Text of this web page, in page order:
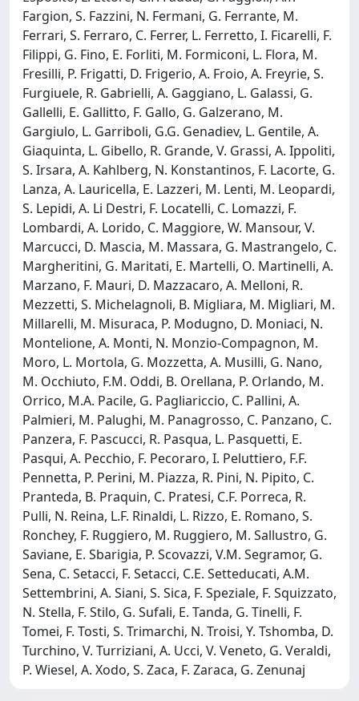
Fargion, S. Fazzini, N. Fermani, G. Ferrante, M.
Ferrari, S. Ferraro, C. Ferrer, L. Ferretto, I. Ficarelli, F.
Filippi, G. Fino, E. Forliti, M. Formiconi, L. Flora, M.
Fresilli, P. Frigatti, D. Frigerio, A. Froio, A. Freyrie, S.
Furgiuele, R. Gabrielli, A. Gaggiano, L. Galassi, G.
Gallelli, E. Gallitto, F. Gallo, G. Galzerano, M.
Gargiulo, L. Garriboli, G.G. Genadiev, L. Gentile, A.
Giaquinta, L. Gibello, R. Grande, V. Grassi, A. Ippoliti,
S. Irsara, A. Kahlberg, N. Konstantinos, F. Lacorte, G.
Lanza, A. Lauricella, E. Lazzeri, M. Lenti, M. Leopardi,
S. Lepidi, A. Li Destri, F. Locatelli, C. Lomazzi, F.
Lombardi, A. Lorido, C. Maggiore, W. Mansour, V.
Marcucci, D. Mascia, M. Massara, G. Mastrangelo, C.
Margheritini, G. Maritati, E. Martelli, O. Martinelli, A.
Marzano, F. Mauri, D. Mazzacaro, A. Melloni, R.
Mezzetti, S. Michelagnoli, B. Migliara, M. Migliari, M.
Millarelli, M. Misuraca, P. Modugno, D. Moniaci, N.
Montelione, A. Monti, N. Monzio-Compagnon, M.
Moro, L. Mortola, G. Mozzetta, A. Musilli, G. Nano,
M. Occhiuto, F.M. Oddi, B. Orellana, P. Orlando, M.
Orrico, M.A. Pacile, G. Pagliariccio, C. Pallini, A.
Palmieri, M. Palughi, M. Panagrosso, C. Panzano, C.
Panzera, F. Pascucci, R. Pasqua, L. Pasquetti, E.
Pasqui, A. Pecchio, F. Pecoraro, I. Peluttiero, F.F.
Pennetta, P. Perini, M. Piazza, R. Pini, N. Pipito, C.
Pranteda, B. Praquin, C. Pratesi, C.F. Porreca, R.
Pulli, N. Reina, L.F. Rinaldi, L. Rizzo, E. Romano, S.
Ronchey, F. Ruggiero, M. Ruggiero, M. Sallustro, G.
Saviane, E. Sbarigia, P. Scovazzi, V.M. Segramor, G.
Sena, C. Setacci, F. Setacci, C.E. Setteducati, A.M.
Settembrini, A. Siani, S. Sica, F. Speziale, F. Squizzato,
N. Stella, F. Stilo, G. Sufali, E. Tanda, G. Tinelli, F.
Tomei, F. Tosti, S. Trimarchi, N. Troisi, Y. Tshomba, D.
Turchino, V. Turriziani, A. Ucci, V. Veneto, G. Veraldi,
P. Wiesel, A. Xodo, S. Zaca, F. Zaraca, G. Zenunaj